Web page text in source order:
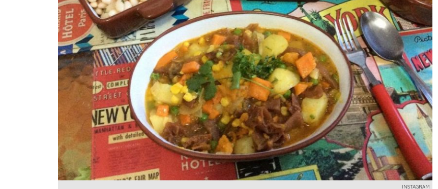
INSTAGRAM